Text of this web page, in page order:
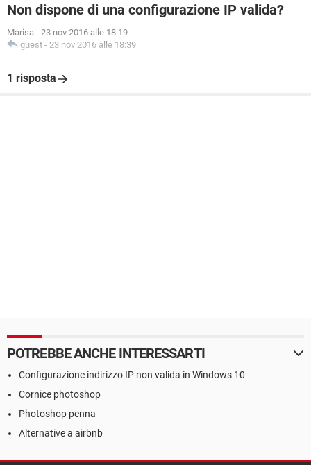
Non dispone di una configurazione IP valida?
Marisa - 23 nov 2016 alle 18:19
guest - 23 nov 2016 alle 18:39
1 risposta
POTREBBE ANCHE INTERESSARTI
Configurazione indirizzo IP non valida in Windows 10
Cornice photoshop
Photoshop penna
Alternative a airbnb